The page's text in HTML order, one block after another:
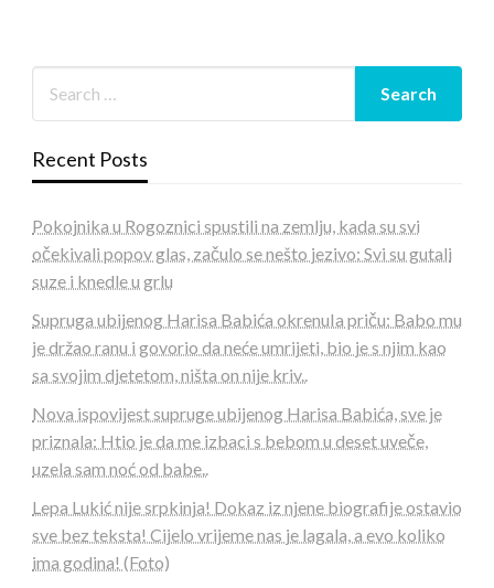
Recent Posts
Pokojnika u Rogoznici spustili na zemlju, kada su svi
očekivali popov glas, začulo se nešto jezivo: Svi su gutali
suze i knedle u grlu
Supruga ubijenog Harisa Babića okrenuIa priču: Babo mu
je držao ranu i govorio da neće umrijeti, bio je s njim kao
sa svojim djetetom, ništa on nije kriv..
Nova ispovijest supruge ubijenog Harisa Babića, sve je
priznala: Htio je da me izbaci s bebom u deset uveče,
uzela sam noć od babe..
Lepa Lukić nije srpkinja! Dokaz iz njene biografije ostavio
sve bez teksta! Cijelo vrijeme nas je lagala, a evo koliko
ima godina! (Foto)